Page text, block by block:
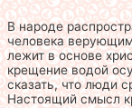
В народе
человека
лежит в основе
крещение водой
сказать, что люди
Настоящий смысл